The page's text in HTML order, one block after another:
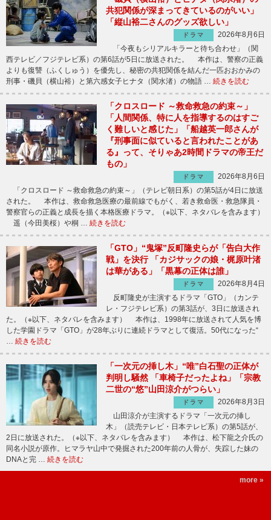
共犯関係が深まってきているのがいい」
「縦山裕二さんのグッズ欲しい」
ドラマ
2026年8月6日
「今夜もシリアルキラーと待ち合わせ」（関
西テレビ／フジテレビ系）の第6話が5日に放送された。 本作は、警察の正義
よりも復讐（ふくしゅう）を優先し、秘密の共犯関係を結んだ一匹おおかみの
刑事・磯貝（横山裕）と第六感女子ヒナタ（関水渚）の物語 … 続きを読む
「クロスロード ～救命救急の約束～」
「人間関係、特に人を指導するのはすご
く難しいと感じた」「船越英一郎さんが
『刑事面に似ていると言われたことがあ
る』って、そりゃあ2時間ドラマの帝王だ
もの」
ドラマ
2026年8月6日
「クロスロード ～救命救急の約束～」（テレビ朝日系）の第5話が4日に放送
された。 本作は、救命救急医療の最前線でもがく、若き救命医・救急隊員・
警察官らの正義と成長を描く本格医療ドラマ。（※以下、ネタバレを含みます）
遥（今田美桜）や桐 … 続きを読む
「GTO」“鬼塚”反町隆史らが「告白大作
戦」を決行 「カジサックの娘・梶原叶渚
は華がある」「黒幕の正体は誰」
ドラマ
2026年8月4日
反町隆史が主演するドラマ「GTO」（カンテ
レ・フジテレビ系）の第3話が、3日に放送され
た。（※以下、ネタバレを含みます） 本作は、1998年に放送されて人気を博
した学園ドラマ「GTO」が28年ぶりに連続ドラマとして復活。50代になった“
… 続きを読む
「一次元の挿し木」“唯”白石聖の正体が
判明し騒然 「車椅子だったよね」「宗教
二世の“悠”山田涼介がつらい」
ドラマ
2026年8月3日
山田涼介が主演するドラマ「一次元の挿し
木」（読売テレビ・日本テレビ系）の第5話が、
2日に放送された。（※以下、ネタバレを含みます） 本作は、松下龍之介氏の
同名小説が原作。ヒマラヤ山中で発掘された200年前の人骨が、失踪した妹の
DNAと完 … 続きを読む
more »